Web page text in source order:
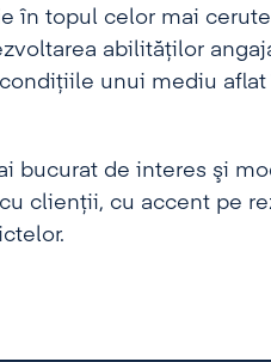
în topul celor mai
abilităţilor
unui mediu aflat
bucurat de interes şi
clienţii, cu accent pe